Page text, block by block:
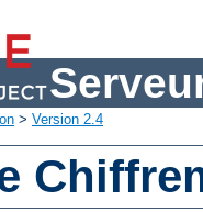
> Version 2.4